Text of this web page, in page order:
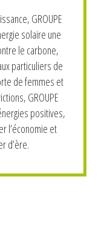
GROUPE
solaire une
le carbone,
particuliers de
de femmes et
GROUPE
positives,
l’économie et
d’ère.